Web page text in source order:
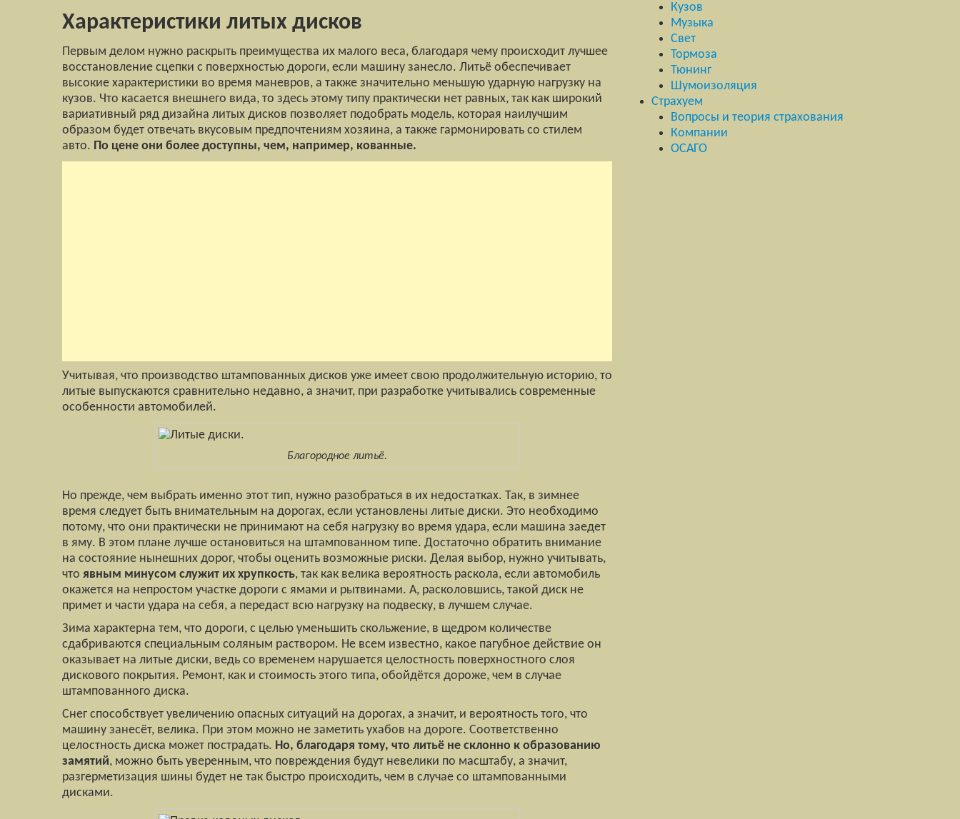
Характеристики литых дисков
Первым делом нужно раскрыть преимущества их малого веса, благодаря чему происходит лучшее
восстановление сцепки с поверхностью дороги, если машину занесло. Литьё обеспечивает
высокие характеристики во время маневров, а также значительно меньшую ударную нагрузку на
кузов. Что касается внешнего вида, то здесь этому типу практически нет равных, так как широкий
вариативный ряд дизайна литых дисков позволяет подобрать модель, которая наилучшим
образом будет отвечать вкусовым предпочтениям хозяина, а также гармонировать со стилем
авто. По цене они более доступны, чем, например, кованные.
Учитывая, что производство штампованных дисков уже имеет свою продолжительную историю, то
литые выпускаются сравнительно недавно, а значит, при разработке учитывались современные
особенности автомобилей.
Благородное литьё.
Но прежде, чем выбрать именно этот тип, нужно разобраться в их недостатках. Так, в зимнее
время следует быть внимательным на дорогах, если установлены литые диски. Это необходимо
потому, что они практически не принимают на себя нагрузку во время удара, если машина заедет
в яму. В этом плане лучше остановиться на штампованном типе. Достаточно обратить внимание
на состояние нынешних дорог, чтобы оценить возможные риски. Делая выбор, нужно учитывать,
что явным минусом служит их хрупкость, так как велика вероятность раскола, если автомобиль
окажется на непростом участке дороги с ямами и рытвинами. А, расколовшись, такой диск не
примет и части удара на себя, а передаст всю нагрузку на подвеску, в лучшем случае.
Зима характерна тем, что дороги, с целью уменьшить скольжение, в щедром количестве
сдабриваются специальным соляным раствором. Не всем известно, какое пагубное действие он
оказывает на литые диски, ведь со временем нарушается целостность поверхностного слоя
дискового покрытия. Ремонт, как и стоимость этого типа, обойдётся дороже, чем в случае
штампованного диска.
Снег способствует увеличению опасных ситуаций на дорогах, а значит, и вероятность того, что
машину занесёт, велика. При этом можно не заметить ухабов на дороге. Соответственно
целостность диска может пострадать. Но, благодаря тому, что литьё не склонно к образованию
замятий, можно быть уверенным, что повреждения будут невелики по масштабу, а значит,
разгерметизация шины будет не так быстро происходить, чем в случае со штампованными
дисками.
Кузов
Музыка
Свет
Тормоза
Тюнинг
Шумоизоляция
Страхуем
Вопросы и теория страхования
Компании
ОСАГО